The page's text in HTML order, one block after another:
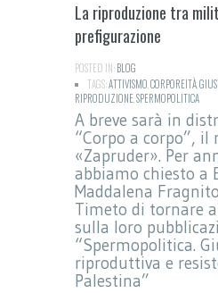
La riproduzione tra
prefigurazione
POSTED IN:BLOG
TAGS:ATTIVISMO CORPOREITÀ
RIPRODUZIONESPERMOPOLITICA
A breve sarà in
“Corpo a corpo”,
«Zapruder». Per
abbiamo chiesto a
Maddalena
Timeto di tornare
sulla loro
“Spermopolitica.
riproduttiva e
Palestina”